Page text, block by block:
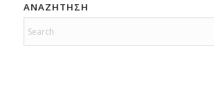
ΑΝΑΖΗΤΗΣΗ